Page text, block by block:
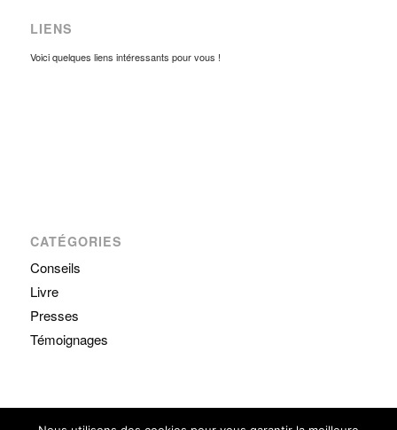
LIENS
Voici quelques liens intéressants pour vous !
CATÉGORIES
Conseils
Livre
Presses
Témoignages